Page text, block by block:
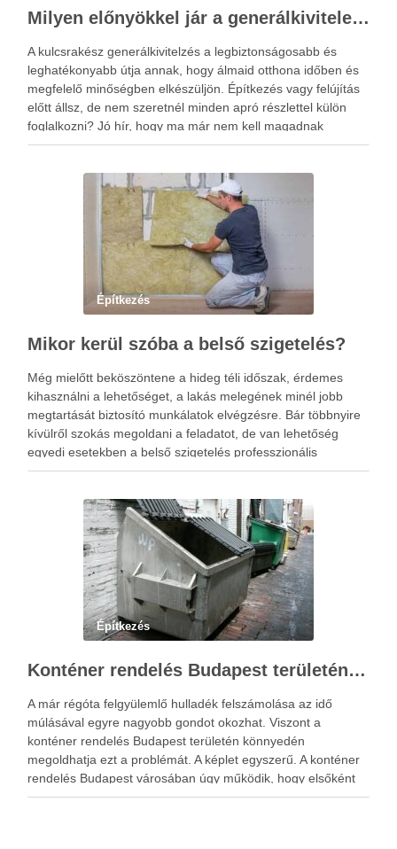
Milyen előnyökkel jár a generálkivitelezés kulcsrakész megoldásokkal?
A kulcsrakész generálkivitelzés a legbiztonságosabb és
leghatékonyabb útja annak, hogy álmaid otthona időben és
megfelelő minőségben elkészüljön. Építkezés vagy felújítás
előtt állsz, de nem szeretnél minden apró részlettel külön
foglalkozni? Jó hír, hogy ma már nem kell magadnak
intézned mindent, a kőművestől kezdve, a villanyszerelőn át
Építkezés
Mikor kerül szóba a belső szigetelés?
Még mielőtt beköszöntene a hideg téli időszak, érdemes
kihasználni a lehetőséget, a lakás melegének minél jobb
megtartását biztosító munkálatok elvégzésre. Bár többnyire
kívülről szokás megoldani a feladatot, de van lehetőség
egyedi esetekben a belső szigetelés professzionális
kivitelezésére. Mikor kerülhet ez szóba? Többnyire olyankor,
Építkezés
Konténer rendelés Budapest területén és környékén
A már régóta felgyülemlő hulladék felszámolása az idő
múlásával egyre nagyobb gondot okozhat. Viszont a
konténer rendelés Budapest területén könnyedén
megoldhatja ezt a problémát. A képlet egyszerű. A konténer
rendelés Budapest városában úgy működik, hogy elsőként
fel kell keresni a szemétszállítással foglalkozó vállalatot,